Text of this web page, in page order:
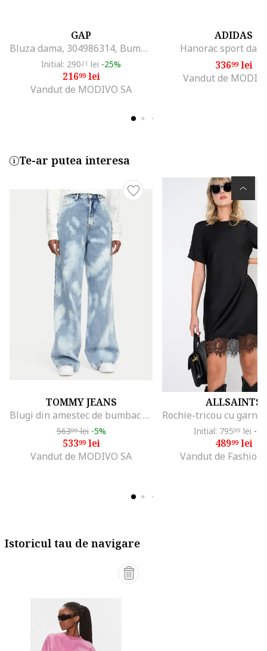
GAP
Bluza dama, 304986314, Bumbac/Poliester, Bej, Bej
Initial: 29021 lei -25%
21699lei
Vandut de MODIVO SA
ADIDAS
Hanorac sport
33699lei
Vandut de
Te-ar putea interesa
TOMMY JEANS
Blugi din amestec de bumbac organic cu pete decorative si croiala ampla
56399lei -5%
53399lei
Vandut de MODIVO SA
ALLSAINTS
Initial: 79599 lei -
48999lei
Vandut de Fashion
Istoricul tau de navigare